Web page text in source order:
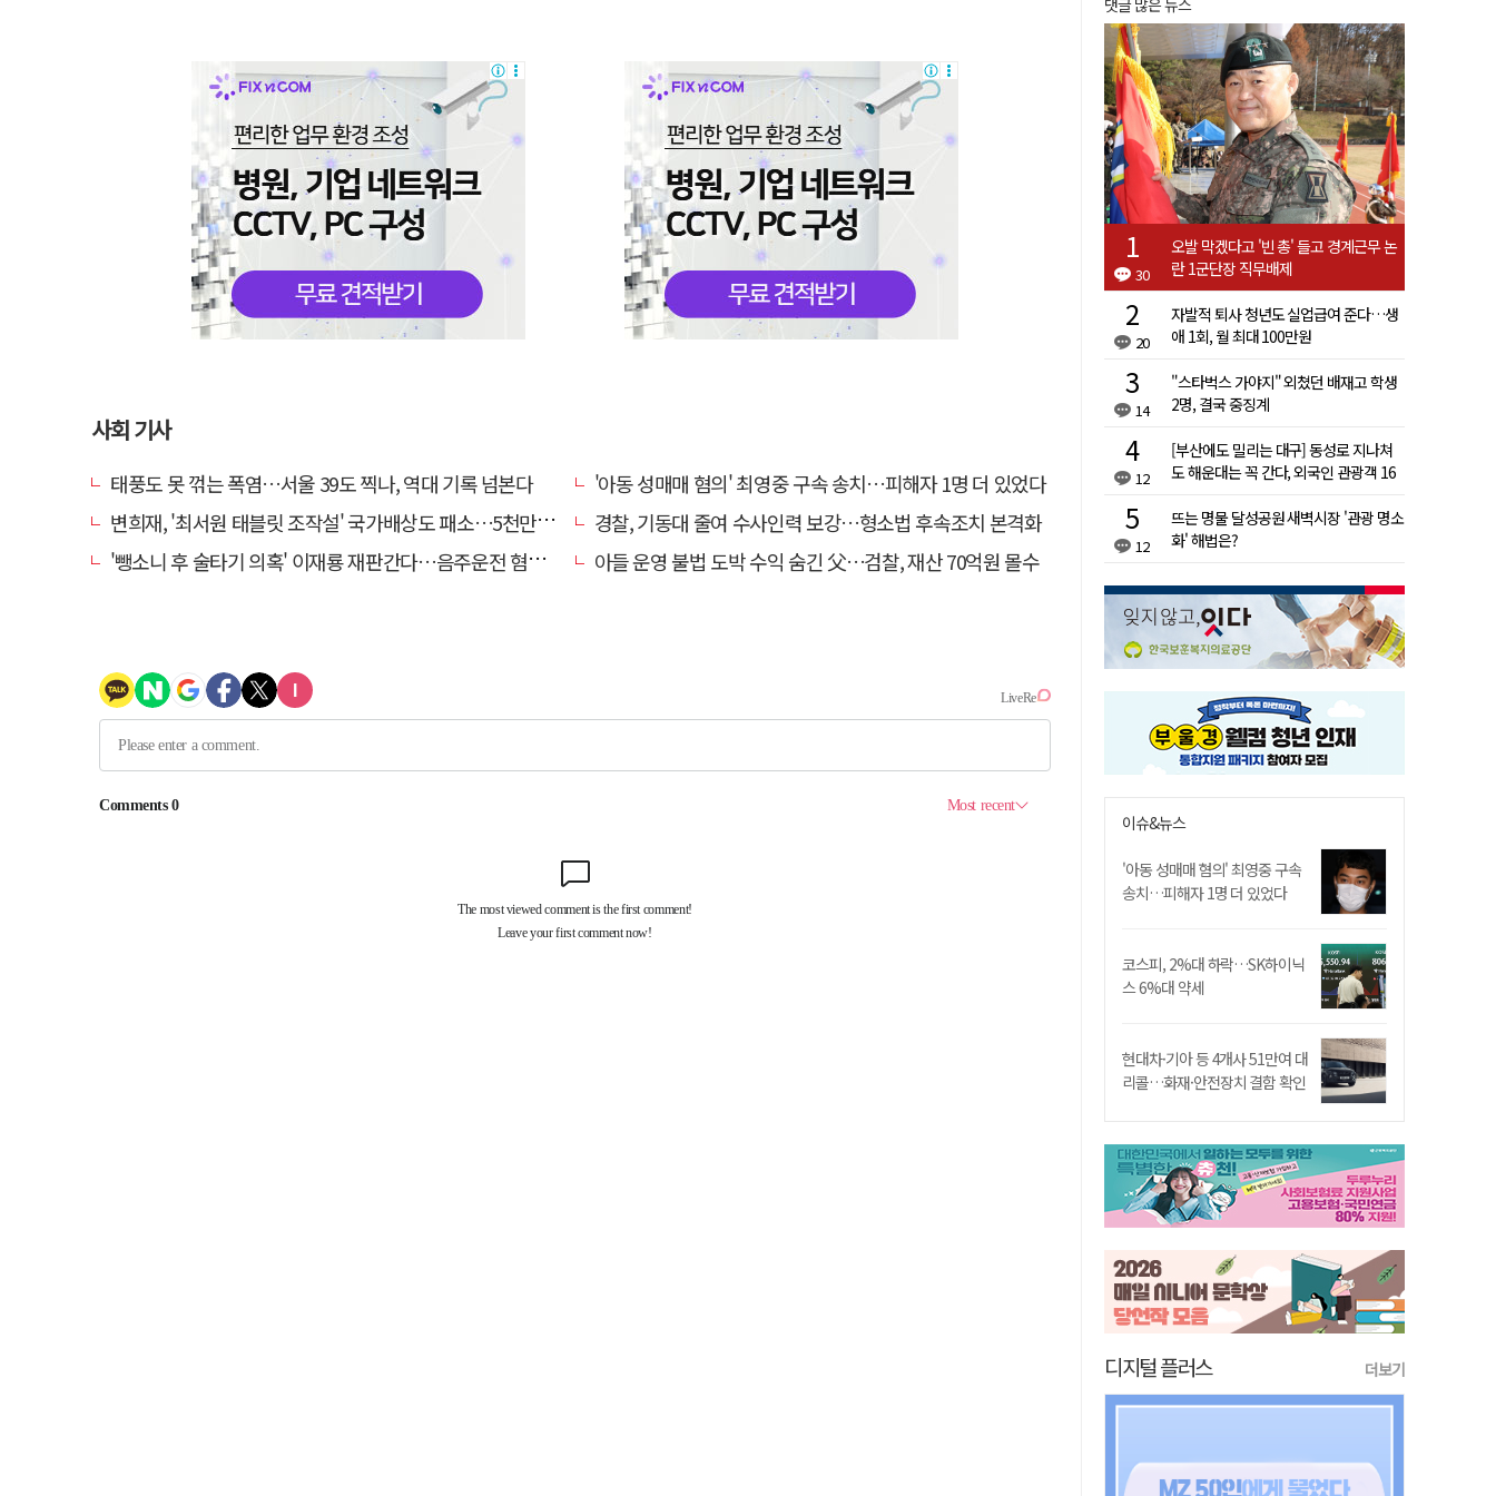
사회 기사
태풍도 못 꺾는 폭염…서울 39도 찍나, 역대 기록 넘본다
'아동 성매매 혐의' 최영중 구속 송치…피해자 1명 더 있었다
변희재, '최서원 태블릿 조작설' 국가배상도 패소…5천만원 청구 기각
경찰, 기동대 줄여 수사인력 보강…형소법 후속조치 본격화
'뺑소니 후 술타기 의혹' 이재룡 재판간다…음주운전 혐의 제외
아들 운영 불법 도박 수익 숨긴 父…검찰, 재산 70억원 몰수
댓글 많은 뉴스
30
오발 막겠다고 '빈 총' 들고 경계근무 논
란 1군단장 직무배제
20
자발적 퇴사 청년도 실업급여 준다…생
애 1회, 월 최대 100만원
14
"스타벅스 가야지" 외쳤던 배재고 학생
2명, 결국 중징계
12
[부산에도 밀리는 대구] 동성로 지나쳐
도 해운대는 꼭 간다, 외국인 관광객 16
12
뜨는 명물 달성공원 새벽시장 '관광 명소
화' 해법은?
이슈&뉴스
'아동 성매매 혐의' 최영중 구속
송치…피해자 1명 더 있었다
코스피, 2%대 하락…SK하이닉
스 6%대 약세
현대차·기아 등 4개사 51만여 대
리콜…화재·안전장치 결함 확인
디지털 플러스 더보기